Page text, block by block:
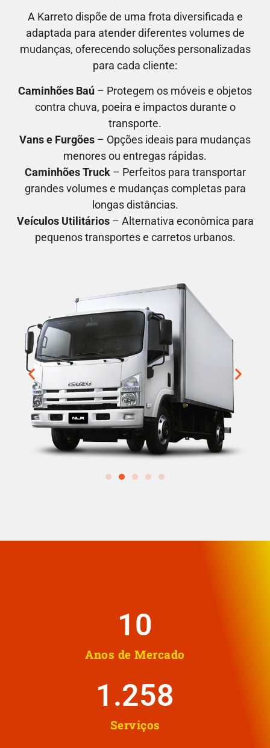
A Karreto dispõe de uma frota diversificada e
adaptada para atender diferentes volumes de
mudanças, oferecendo soluções personalizadas
para cada cliente:
Caminhões Baú – Protegem os móveis e objetos
contra chuva, poeira e impactos durante o
transporte.
Vans e Furgões – Opções ideais para mudanças
menores ou entregas rápidas.
Caminhões Truck– Perfeitos para transportar
grandes volumes e mudanças completas para
longas distâncias.
Veículos Utilitários– Alternativa econômica para
pequenos transportes e carretos urbanos.
Anos de Mercado
10
Serviços
1.258